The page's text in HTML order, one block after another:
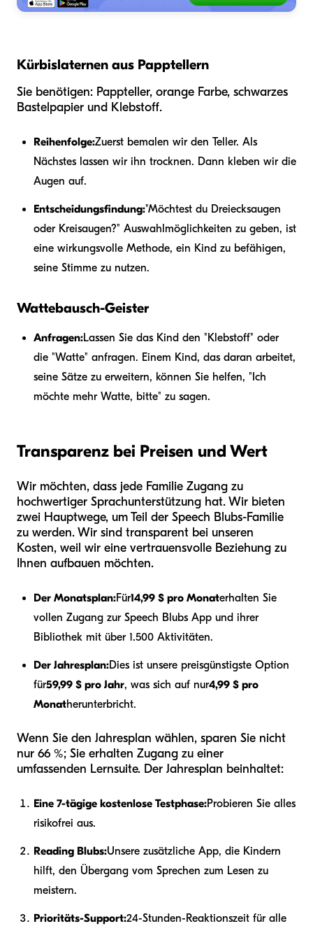
Kürbislaternen aus Papptellern
Sie benötigen: Pappteller, orange Farbe, schwarzes
Bastelpapier und Klebstoff.
Reihenfolge:Zuerst bemalen wir den Teller. Als
Nächstes lassen wir ihn trocknen. Dann kleben wir die
Augen auf.
Entscheidungsfindung:"Möchtest du Dreiecksaugen
oder Kreisaugen?" Auswahlmöglichkeiten zu geben, ist
eine wirkungsvolle Methode, ein Kind zu befähigen,
seine Stimme zu nutzen.
Wattebausch-Geister
Anfragen:Lassen Sie das Kind den "Klebstoff" oder
die "Watte" anfragen. Einem Kind, das daran arbeitet,
seine Sätze zu erweitern, können Sie helfen, "Ich
möchte mehr Watte, bitte" zu sagen.
Transparenz bei Preisen und Wert
Wir möchten, dass jede Familie Zugang zu
hochwertiger Sprachunterstützung hat. Wir bieten
zwei Hauptwege, um Teil der Speech Blubs-Familie
zu werden. Wir sind transparent bei unseren
Kosten, weil wir eine vertrauensvolle Beziehung zu
Ihnen aufbauen möchten.
Der Monatsplan:Für14,99 $ pro Monaterhalten Sie
vollen Zugang zur Speech Blubs App und ihrer
Bibliothek mit über 1.500 Aktivitäten.
Der Jahresplan:Dies ist unsere preisgünstigste Option
für59,99 $ pro Jahr, was sich auf nur4,99 $ pro
Monatherunterbricht.
Wenn Sie den Jahresplan wählen, sparen Sie nicht
nur 66 %; Sie erhalten Zugang zu einer
umfassenden Lernsuite. Der Jahresplan beinhaltet:
Eine 7-tägige kostenlose Testphase:Probieren Sie alles
risikofrei aus.
Reading Blubs:Unsere zusätzliche App, die Kindern
hilft, den Übergang vom Sprechen zum Lesen zu
meistern.
Prioritäts-Support:24-Stunden-Reaktionszeit für alle